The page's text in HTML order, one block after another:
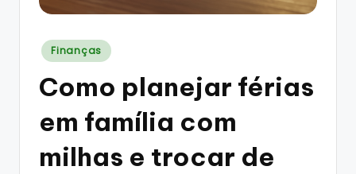
Posted
in
Finanças
Como planejar férias
em família com
milhas e trocar de